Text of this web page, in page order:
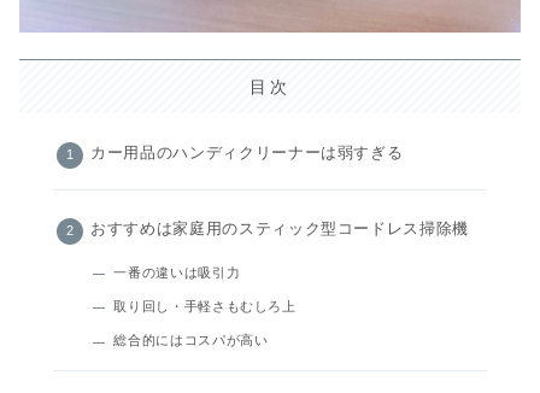
目次
カー用品のハンディクリーナーは弱すぎる
おすすめは家庭用のスティック型コードレス掃除機
一番の違いは吸引力
取り回し・手軽さもむしろ上
総合的にはコスパが高い